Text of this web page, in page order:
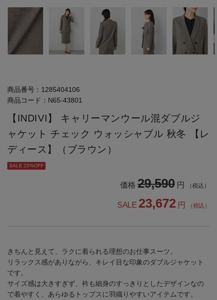
商品番号： 1285404106
商品コード： N65-43801
【INDIVI】 キャリーマンウール混ダブルジ
ャケット チェック ウォッシャブル 秋冬 【レ
ディース】（ブラウン）
SALE 20%OFF
価格 29,590 円 （税込）
SALE 23,672 円 （税込）
きちんと見えて、ラクに着られる理想のお仕事スーツ。
リラックス感がありながら、キレイ目な印象のダブルジャケット
です。
サイズ感は大きすぎず、衿も細身のすっきりとしたデザインなの
で着やすく、あらゆるトップスに羽織りやすいアイテムです。